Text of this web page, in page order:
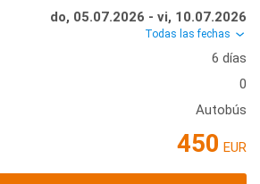
do, 05.07.2026 - vi, 10.07.2026
Todas las fechas
6 días
0
Autobús
450 EUR